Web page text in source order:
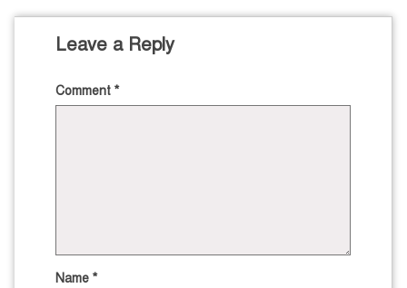
Leave a Reply
Comment *
Name *